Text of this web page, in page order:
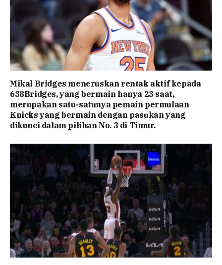
Mikal Bridges meneruskan rentak aktif kepada
638Bridges, yang bermain hanya 23 saat,
merupakan satu-satunya pemain permulaan
Knicks yang bermain dengan pasukan yang
dikunci dalam pilihan No. 3 di Timur.